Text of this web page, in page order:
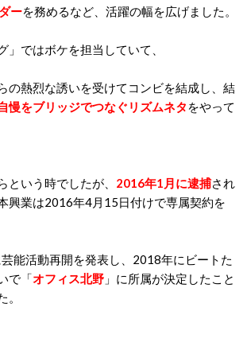
ーを務めるなど、活躍の幅を広げました。
」ではボケを担当していて、
の熱烈な誘いを受けてコンビを結成し、結
慢をブリッジでつなぐリズムネタ をやって
という時でしたが、 2016年1 月に逮捕され
興業は2016年4月 15日付けで専属契約を
能活動再開を発表し、 2018年にビートた
で「オフィス北野 」に所属が決定したこと
。